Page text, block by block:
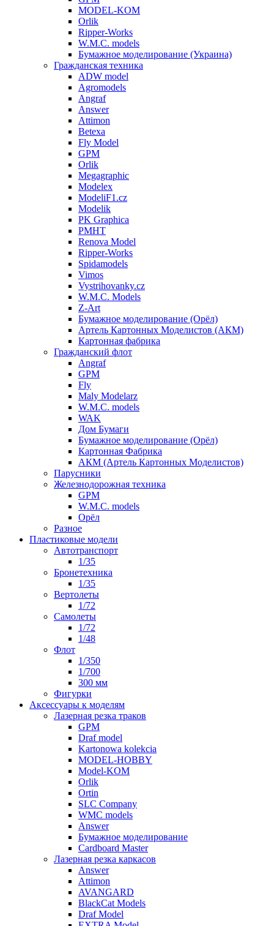
MODEL-KOM
Orlik
Ripper-Works
W.M.C. models
Бумажное моделирование (Украина)
Гражданская техника
ADW model
Agromodels
Angraf
Answer
Attimon
Betexa
Fly Model
GPM
Orlik
Megagraphic
Modelex
ModeliF1.cz
Modelik
PK Graphica
PMHT
Renova Model
Ripper-Works
Spidamodels
Vimos
Vystrihovanky.cz
W.M.C. Models
Z-Art
Бумажное моделирование (Орёл)
Артель Картонных Моделистов (АКМ)
Картонная фабрика
Гражданский флот
Angraf
GPM
Fly
Maly Modelarz
W.M.C. models
WAK
Дом Бумаги
Бумажное моделирование (Орёл)
Картонная Фабрика
АКМ (Артель Картонных Моделистов)
Парусники
Железнодорожная техника
GPM
W.M.C. models
Орёл
Разное
Пластиковые модели
Автотранспорт
1/35
Бронетехника
1/35
Вертолеты
1/72
Самолеты
1/72
1/48
Флот
1/350
1/700
300 мм
Фигурки
Аксессуары к моделям
Лазерная резка траков
GPM
Draf model
Kartonowa kolekcia
MODEL-HOBBY
Model-KOM
Orlik
Ortin
SLC Company
WMC models
Answer
Бумажное моделирование
Cardboard Master
Лазерная резка каркасов
Answer
Attimon
AVANGARD
BlackCat Models
Draf Model